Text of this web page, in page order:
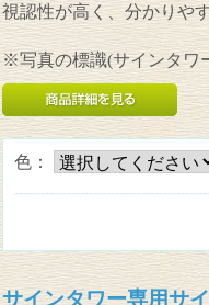
視認性が高く、分かりや
※写真の標識(サインタワ
色：
サインタワー専用サ